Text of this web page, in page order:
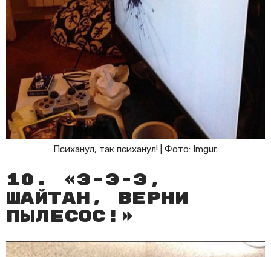
Психанул, так психанул! | Фото: Imgur.
10. «Э-э-э,
Шайтан, верни
пылесос!»